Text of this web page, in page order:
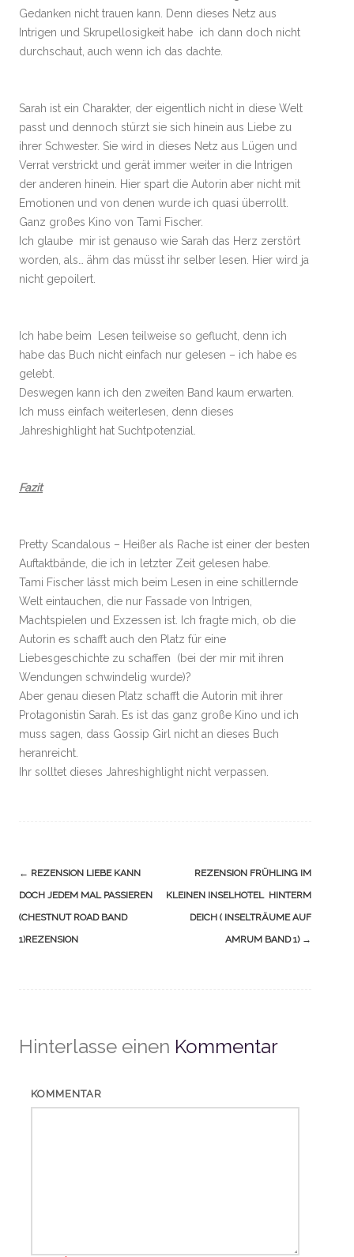
Gedanken nicht trauen kann. Denn dieses Netz aus
Intrigen und Skrupellosigkeit habe ich dann doch nicht
durchschaut, auch wenn ich das dachte.
Sarah ist ein Charakter, der eigentlich nicht in diese Welt
passt und dennoch stürzt sie sich hinein aus Liebe zu
ihrer Schwester. Sie wird in dieses Netz aus Lügen und
Verrat verstrickt und gerät immer weiter in die Intrigen
der anderen hinein. Hier spart die Autorin aber nicht mit
Emotionen und von denen wurde ich quasi überrollt.
Ganz großes Kino von Tami Fischer.
Ich glaube mir ist genauso wie Sarah das Herz zerstört
worden, als… ähm das müsst ihr selber lesen. Hier wird ja
nicht gepoilert.
Ich habe beim Lesen teilweise so geflucht, denn ich
habe das Buch nicht einfach nur gelesen – ich habe es
gelebt.
Deswegen kann ich den zweiten Band kaum erwarten.
Ich muss einfach weiterlesen, denn dieses
Jahreshighlight hat Suchtpotenzial.
Fazit
Pretty Scandalous – Heißer als Rache ist einer der besten
Auftaktbände, die ich in letzter Zeit gelesen habe.
Tami Fischer lässt mich beim Lesen in eine schillernde
Welt eintauchen, die nur Fassade von Intrigen,
Machtspielen und Exzessen ist. Ich fragte mich, ob die
Autorin es schafft auch den Platz für eine
Liebesgeschichte zu schaffen (bei der mir mit ihren
Wendungen schwindelig wurde)?
Aber genau diesen Platz schafft die Autorin mit ihrer
Protagonistin Sarah. Es ist das ganz große Kino und ich
muss sagen, dass Gossip Girl nicht an dieses Buch
heranreicht.
Ihr solltet dieses Jahreshighlight nicht verpassen.
Navigation
(Beiträge)
← REZENSION LIEBE KANN
DOCH JEDEM MAL PASSIEREN
(CHESTNUT ROAD BAND
1)REZENSION
REZENSION FRÜHLING IM
KLEINEN INSELHOTEL HINTERM
DEICH ( INSELTRÄUME AUF
AMRUM BAND 1) →
Hinterlasse einen Kommentar
KOMMENTAR